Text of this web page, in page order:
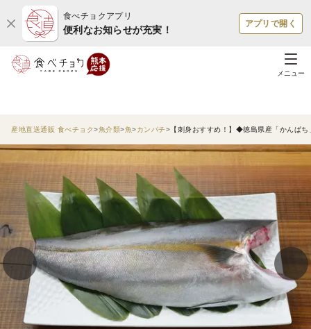
食べチョクアプリ
便利なお知らせが充実！
アプリで開く
メニュー
産地直送通販 食べチョク 魚介類 魚 カンパチ 【刺身おすすめ！】◆徳島県産「かんぱ